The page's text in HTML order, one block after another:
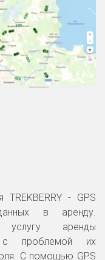
TREKBERRY - GPS
в аренду.
услугу аренды
с проблемой их
С помощью GPS